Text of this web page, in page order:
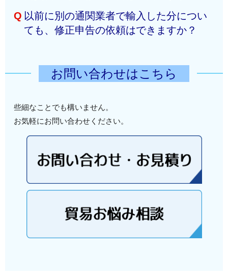
の確認からサポートいたします。
Ａはい、配送業者に関わらず、納税額に不足があれば修
正申告の義務があります。特に海外の輸出者が勝手に
Q 以前に別の通関業者で輸入した分につい
ても、修正申告の依頼はできますか？
だければ、弊社にて内容を確認し、適切な修正申告手
続きを代行いたします。お気軽にお問い合わせくださ
お問い合わせはこちら
些細なことでも構いません。
お気軽にお問い合わせください。